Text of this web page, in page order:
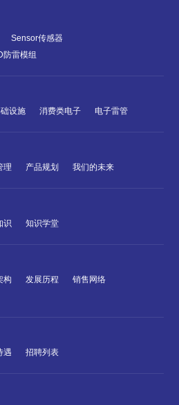
Sensor传感器
防雷模组
设施 消费类电子 电子雷管
理 产品规划 我们的未来
识 知识学堂
构 发展历程
销售网络
遇 招聘列表